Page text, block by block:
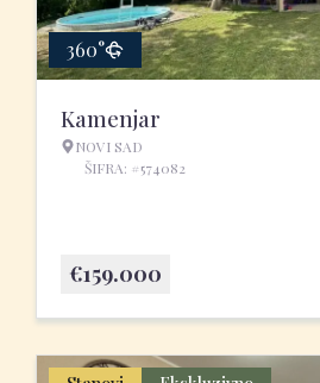
360°
Kamenjar
NOVI SAD
ŠIFRA: #574082
€159.000